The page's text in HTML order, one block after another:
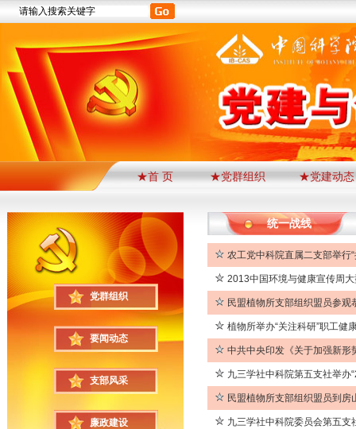
★首 页 ★党群组织 ★党建动态
党群组织
要闻动态
支部风采
廉政建设
统一战线
农工党中科院直属二支部举行
2013中国环境与健康宣传周
民盟植物所支部组织盟员参观
植物所举办“关注科研”职工健
中共中央印发《关于加强新形
九三学社中科院第五支社举办
民盟植物所支部组织盟员到房
九三学社中科院委员会第五支